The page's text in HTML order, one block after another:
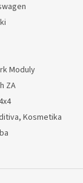
Moduly
ZA
Kosmetika